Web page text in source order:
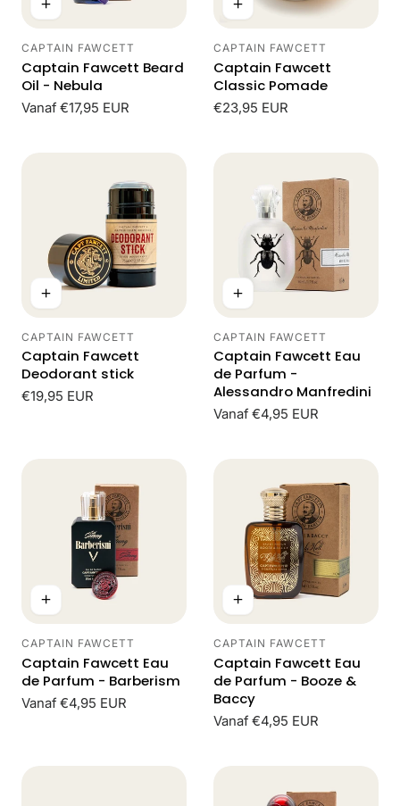
Leverancier:
CAPTAIN FAWCETT
Captain Fawcett Beard
Oil - Nebula
Normale
Vanaf €17,95 EUR
Leverancier:
CAPTAIN FAWCETT
Captain Fawcett
Classic Pomade
Normale
€23,95 EUR
Leverancier:
CAPTAIN FAWCETT
Captain Fawcett
Deodorant stick
Normale
€19,95 EUR
Leverancier:
CAPTAIN FAWCETT
Captain Fawcett Eau
de Parfum -
Alessandro Manfredini
Normale
Vanaf €4,95 EUR
Leverancier:
CAPTAIN FAWCETT
Captain Fawcett Eau
de Parfum - Barberism
Normale
Vanaf €4,95 EUR
Leverancier:
CAPTAIN FAWCETT
Captain Fawcett Eau
de Parfum - Booze &
Baccy
Normale
Vanaf €4,95 EUR